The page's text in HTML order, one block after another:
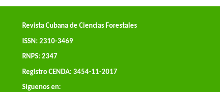
Revista Cubana de Ciencias Forestales
ISSN: 2310-3469
RNPS: 2347
Registro CENDA: 3454-11-2017
Síguenos en: